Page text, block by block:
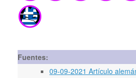
Fuentes:
09-09-2021 Artículo